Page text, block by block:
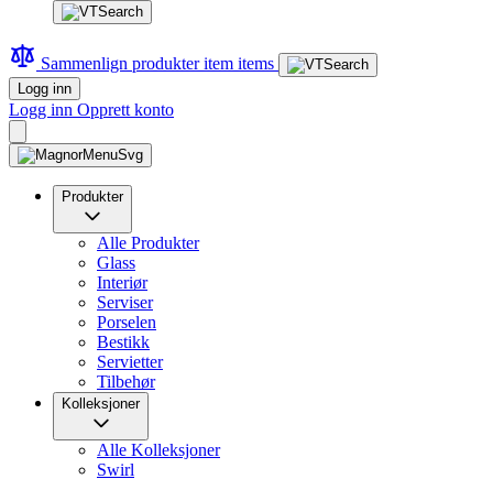
Sammenlign produkteritem items
Logg inn
Logg inn Opprett konto
Produkter
Alle Produkter
Glass
Interiør
Serviser
Porselen
Bestikk
Servietter
Tilbehør
Kolleksjoner
Alle Kolleksjoner
Swirl